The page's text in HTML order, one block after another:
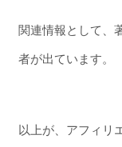
関連情報として、
者が出ています。
以上が、アフィリ